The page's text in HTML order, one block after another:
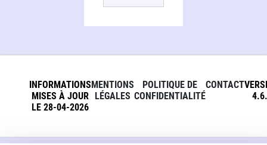
INFORMATIONS
MISES À JOUR
LE 28-04-2026
MENTIONS
LÉGALES
POLITIQUE DE
CONFIDENTIALITÉ
CONTACT